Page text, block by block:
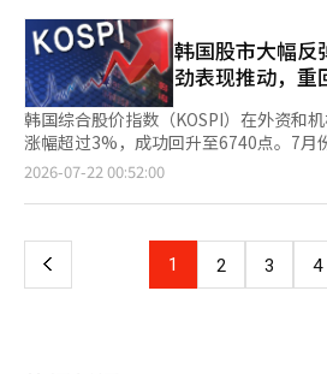
译与编辑。
Kosdaq市值前列的股票中，Alteogen上
EcoProBM（9.95%）、EcoPro（
Bio（7.06%）、Rainbow Robotics（
当天的股市在国际油价上涨等外部不确
资金流入与AI投资期待相结合，扩大了
7100点，未来外资买入势头的持续性以
将决定进一步上涨的可能性。※ 本报道
与编辑。
1800亿至1900亿美元上调至1950亿至2050亿美元
信证券研究员指出，Alphabet的云服务
同时CAPEX预期也上调。他表示，预计
资扩张，这将进一步支撑对AI基础设施和
KOSDAQ指数也在上涨。同一时间，
涨13.09点（1.74%），报764.18点。机
个人和外资分别净卖出460亿韩元和54亿韩元。 在
列的股票中，Alteogen上涨8.21%。
EcoProBM（4.00%）、ABL Bio（
IPS（-1.61%）等则表现疲软。 在开盘初，KOSPI曾突破7000
点，但随后部分回落。然而，外资的强
计下午市场将关注三星电子和SK海力士
者净买入1538亿韩元。个人和机构分别
亿韩元。 市值较大的股票大多上涨。三星电子的股价较前一交易
日上涨约3%，交易价格在26万9000韩元
涨约4%，股价超过190万韩元。三星电
股票也呈现上涨趋势。 从行业来看，半导体相关股票表现强劲。
三星电子和SK海力士，以及Techwing
均上涨，推动了半导体行业的指数上涨。 美国股市在国际油价和
利率上升的压力下收跌。道琼斯工业平
尔500指数下跌0.14%，纳斯达克综合指数下
上调，增强了市场对半导体股票的投资
CAPEX指导从1850亿美元上调至2000
韩国股市大幅反
劲表现推动，重
韩国综合股价指数（KOSPI）在外资和
涨幅超过3%，成功回升至6740点。7月
加上美国与伊朗之间的调解预期，提升
（KOSDAQ）在早盘下跌超过2%后，
一交易日上涨231.68点（3.56%）。 在证券市场上，机构投资者
净买入13901亿韩元，外资净买入2950
2026-07-22 00:52:00
上
页
1 2 3 4